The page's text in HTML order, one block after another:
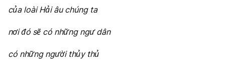
của loài Hải âu chúng ta
nơi đó sẽ có những ngư dân
có những người thủy thủ